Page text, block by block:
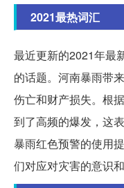
2021最热词汇
最近更新的2021年最
的话题。河南暴雨带
伤亡和财产损失。根
到了高频的爆发，这
暴雨红色预警的使用
们对应对灾害的意识和